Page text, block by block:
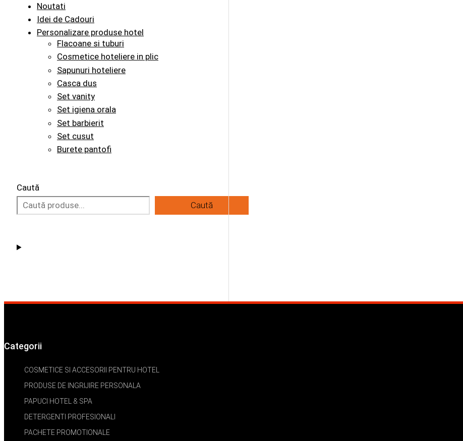
Noutati
Idei de Cadouri
Personalizare produse hotel
Flacoane si tuburi
Cosmetice hoteliere in plic
Sapunuri hoteliere
Casca dus
Set vanity
Set igiena orala
Set barbierit
Set cusut
Burete pantofi
Caută
Caută
Categorii
COSMETICE SI ACCESORII PENTRU HOTEL
PRODUSE DE INGRIJIRE PERSONALA
PAPUCI HOTEL & SPA
DETERGENTI PROFESIONALI
PACHETE PROMOTIONALE